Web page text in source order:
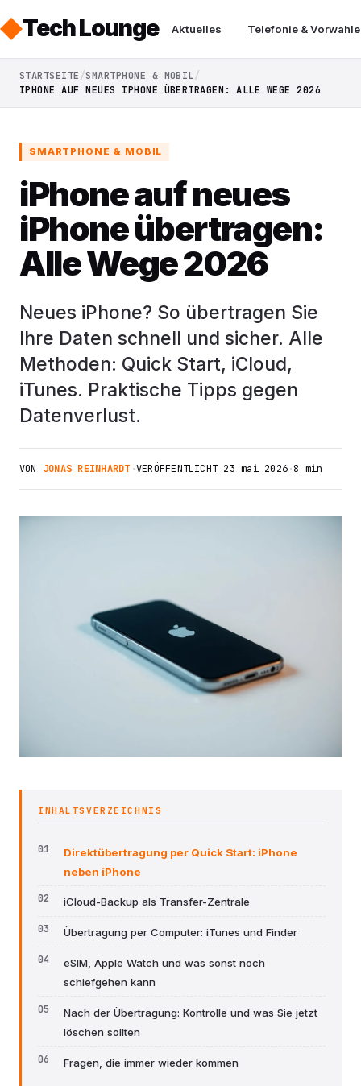
Tech Lounge Aktuelles Telefonie &
STARTSEITE SMARTPHONE & MOBIL
IPHONE AUF NEUES IPHONE ÜBERTRAGEN: ALLE WEGE 2026
SMARTPHONE & MOBIL
iPhone auf neues
iPhone übertragen:
Alle Wege 2026
Neues iPhone? So übertragen Sie
Ihre Daten schnell und sicher. Alle
Methoden: Quick Start, iCloud,
iTunes. Praktische Tipps gegen
Datenverlust.
VON JONAS REINHARDT ·VERÖFFENTLICHT 23 mai 2026·8 min
INHALTSVERZEICHNIS
Direktübertragung per Quick Start: iPhone
neben iPhone
iCloud-Backup als Transfer-Zentrale
Übertragung per Computer: iTunes und Finder
eSIM, Apple Watch und was sonst noch
schiefgehen kann
Nach der Übertragung: Kontrolle und was Sie jetzt
löschen sollten
Fragen, die immer wieder kommen